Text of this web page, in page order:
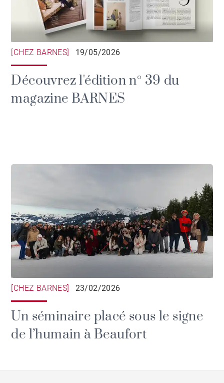
[CHEZ BARNES] 19/05/2026
Découvrez l'édition n° 39 du
magazine BARNES
[CHEZ BARNES] 23/02/2026
Un séminaire placé sous le signe
de l’humain à Beaufort